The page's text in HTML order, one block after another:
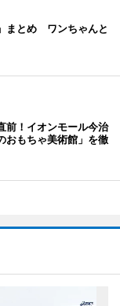
まとめ ワンちゃんと
前！イオンモール今治
おもちゃ美術館」を徹